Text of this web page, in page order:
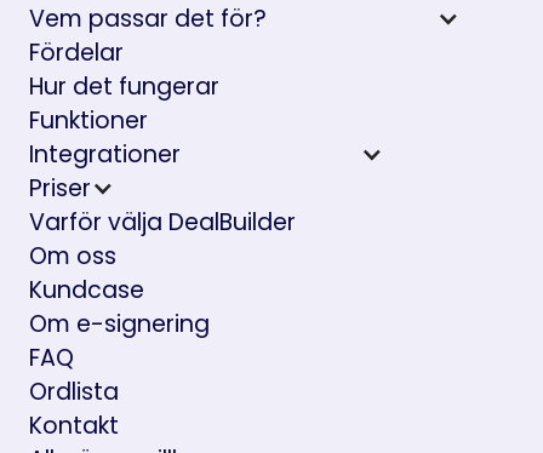
Vem passar det för?
Fördelar
Hur det fungerar
Funktioner
Integrationer
Priser
Varför välja DealBuilder
Om oss
Kundcase
Om e-signering
FAQ
Ordlista
Kontakt